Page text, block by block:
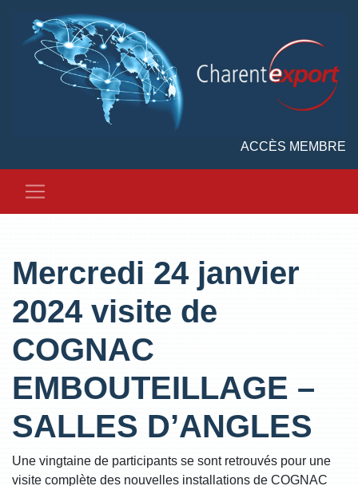
ACCÈS MEMBRE
Mercredi 24 janvier
2024 visite de
COGNAC
EMBOUTEILLAGE –
SALLES D’ANGLES
Une vingtaine de participants se sont retrouvés pour une
visite complète des nouvelles installations de COGNAC